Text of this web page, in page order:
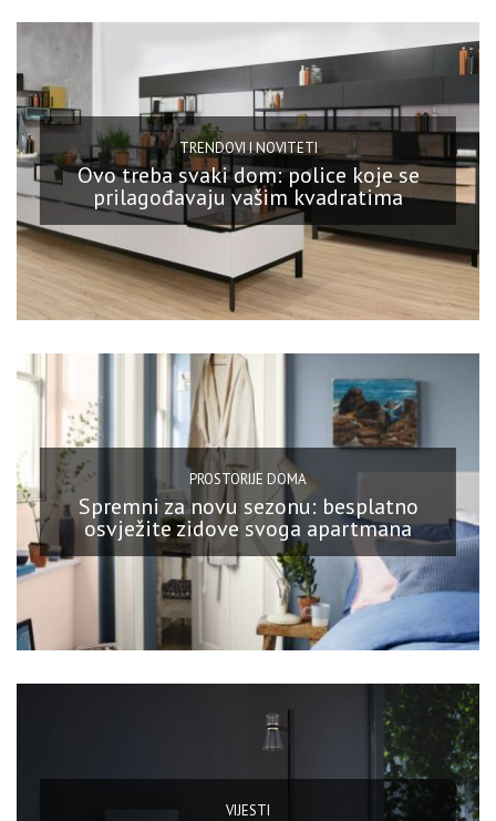
TRENDOVI I NOVITETI
Ovo treba svaki dom: police koje se
prilagođavaju vašim kvadratima
PROSTORIJE DOMA
Spremni za novu sezonu: besplatno
osvježite zidove svoga apartmana
VIJESTI